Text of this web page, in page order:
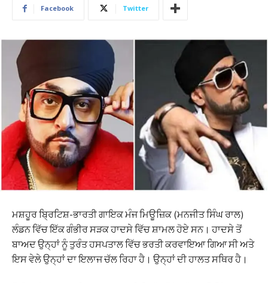
Facebook Twitter
ਮਸ਼ਹੂਰ ਬ੍ਰਿਟਿਸ਼-ਭਾਰਤੀ ਗਾਇਕ ਮੰਜ ਮਿਊਜ਼ਿਕ (ਮਨਜੀਤ ਸਿੰਘ ਰਾਲ)
ਲੰਡਨ ਵਿੱਚ ਇੱਕ ਗੰਭੀਰ ਸੜਕ ਹਾਦਸੇ ਵਿੱਚ ਸ਼ਾਮਲ ਹੋਏ ਸਨ। ਹਾਦਸੇ ਤੋਂ
ਬਾਅਦ ਉਨ੍ਹਾਂ ਨੂੰ ਤੁਰੰਤ ਹਸਪਤਾਲ ਵਿੱਚ ਭਰਤੀ ਕਰਵਾਇਆ ਗਿਆ ਸੀ ਅਤੇ
ਇਸ ਵੇਲੇ ਉਨ੍ਹਾਂ ਦਾ ਇਲਾਜ ਚੱਲ ਰਿਹਾ ਹੈ। ਉਨ੍ਹਾਂ ਦੀ ਹਾਲਤ ਸਥਿਰ ਹੈ।